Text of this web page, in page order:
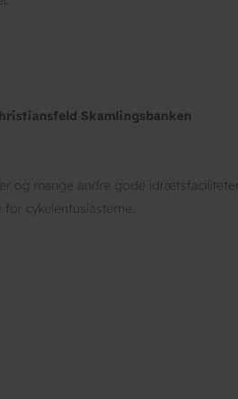
Skamlingsbanken
og mange andre gode idrætsfaciliteter
cykelentusiasterne.